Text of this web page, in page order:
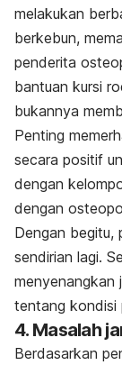
melakukan
berkebun,
penderita
bantuan kursi
bukannya
Penting
secara positif
dengan
dengan
Dengan begitu,
sendirian lagi.
menyenangkan
tentang kondisi
4. Masalah
Berdasarkan